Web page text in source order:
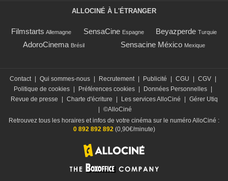
ALLOCINÉ À L'ÉTRANGER
Filmstarts Allemagne SensaCine Espagne Beyazperde Turquie
AdoroCinema Brésil Sensacine México Mexique
Contact | Qui sommes-nous | Recrutement | Publicité | CGU | CGV |
Politique de cookies | Préférences cookies | Données Personnelles |
Revue de presse
| Charte d'écriture | Les services AlloCiné | Gérer Utiq
| ©AlloCiné
Retrouvez tous les horaires et infos de votre cinéma sur le numéro AlloCiné :
0 892 892 892 (0,90€/minute)